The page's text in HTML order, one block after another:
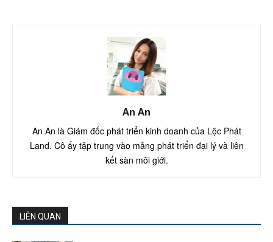
An An
An An là Giám đốc phát triển kinh doanh của Lộc Phát
Land. Cô ấy tập trung vào mảng phát triển đại lý và liên
kết sàn môi giới.
LIÊN QUAN